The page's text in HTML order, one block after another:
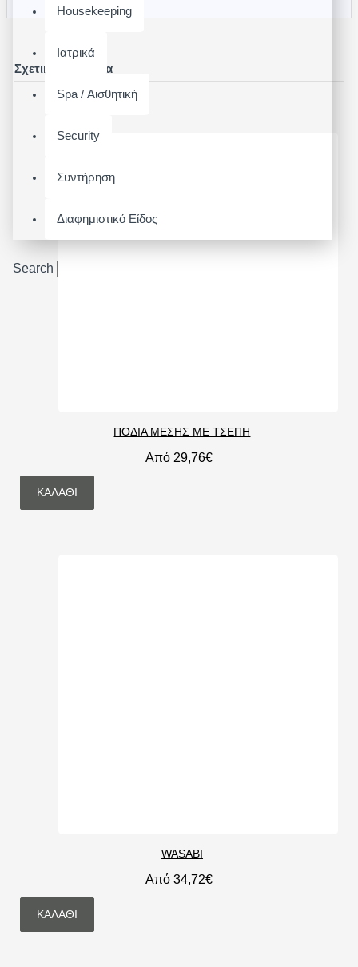
Housekeeping
Ιατρικά
Spa / Αισθητική
Security
Συντήρηση
Διαφημιστικό Είδος
Search
Σχετικά Προϊόντα
ΠΟΔΙΑ ΜΕΣΗΣ ΜΕ ΤΣΕΠΗ
Από 29,76€
ΚΑΛΆΘΙ
WASABI
Από 34,72€
ΚΑΛΆΘΙ